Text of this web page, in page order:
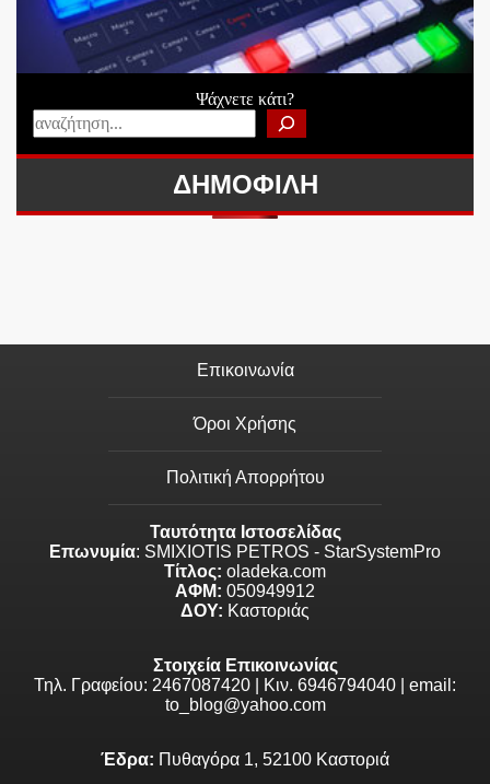
Ψάχνετε κάτι?
ΔΗΜΟΦΙΛΗ
Επικοινωνία
Όροι Χρήσης
Πολιτική Απορρήτου
Ταυτότητα Ιστοσελίδας
Επωνυμία: SMIXIOTIS PETROS - StarSystemPro
Τίτλος: oladeka.com
ΑΦΜ: 050949912
ΔΟΥ: Καστοριάς
Στοιχεία Επικοινωνίας
Τηλ. Γραφείου: 2467087420 | Κιν. 6946794040 | email:
to_blog@yahoo.com
Έδρα: Πυθαγόρα 1, 52100 Καστοριά